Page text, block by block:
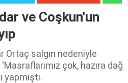
ve Coşkun'un
Ortaç salgın nedeniyle
çok, hazıra dağ
yapmıştı.